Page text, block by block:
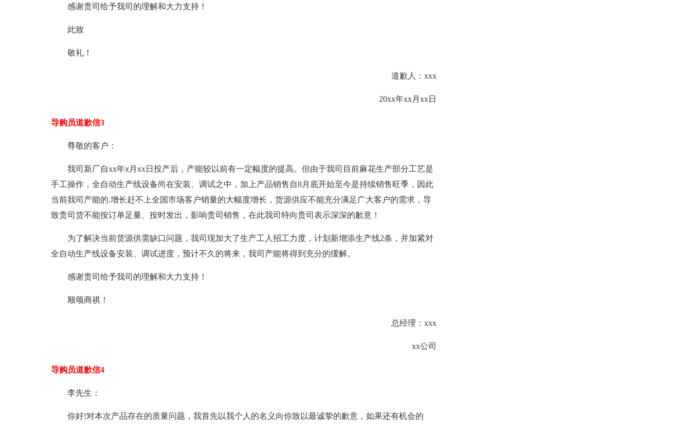
感谢贵司给予我司的理解和大力支持！
此致
敬礼！
道歉人：xxx
20xx年xx月xx日
导购员道歉信3
尊敬的客户：
我司新厂自xx年x月xx日投产后，产能较以前有一定幅度的提高。但由于我司目前麻花生产部分工艺是
手工操作，全自动生产线设备尚在安装、调试之中，加上产品销售自8月底开始至今是持续销售旺季，因此
当前我司产能的.增长赶不上全国市场客户销量的大幅度增长，货源供应不能充分满足广大客户的需求，导
致贵司货不能按订单足量、按时发出，影响贵司销售，在此我司特向贵司表示深深的歉意！
为了解决当前货源供需缺口问题，我司现加大了生产工人招工力度，计划新增添生产线2条，并加紧对
全自动生产线设备安装、调试进度，预计不久的将来，我司产能将得到充分的缓解。
感谢贵司给予我司的理解和大力支持！
顺颂商祺！
总经理：xxx
xx公司
导购员道歉信4
李先生：
你好!对本次产品存在的质量问题，我首先以我个人的名义向你致以最诚挚的歉意，如果还有机会的